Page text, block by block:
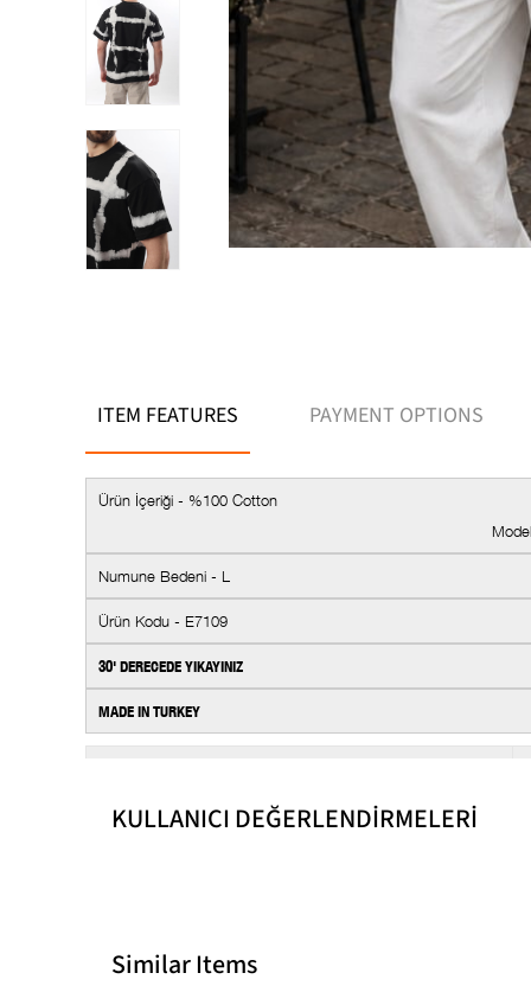
ITEM FEATURES PAYMENT OPTIONS
Ürün
Numune Bedeni - L
Ürün Kodu - E7109
30' DERECEDE YIKAYINIZ
MADE IN TURKEY
Stil
Kol Tipi
KULLANICI DEĞERLENDİRMELERİ
Similar Items